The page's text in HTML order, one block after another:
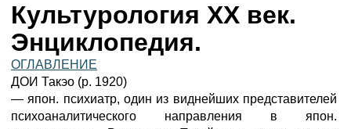
Культурология XX век.
Энциклопедия.
ОГЛАВЛЕНИЕ
ДОИ Такэо (р. 1920)
— япон. психиатр, один из виднейших представителей
психоаналитического направления в япон.